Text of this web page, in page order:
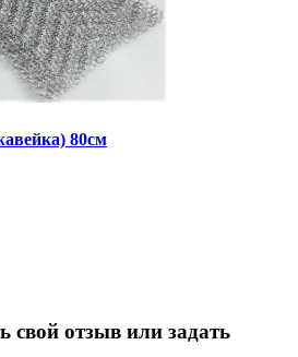
80см
свой отзыв или задать